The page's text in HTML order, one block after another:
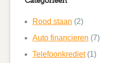
Rood staan (2)
Auto financieren (7)
Telefoonkrediet(1)